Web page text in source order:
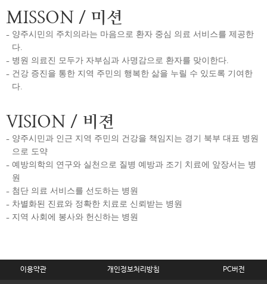
MISSON / 미션
양주시민의 주치의라는 마음으로 환자 중심 의료 서비스를 제공한
다.
병원 의료진 모두가 자부심과 사명감으로 환자를 맞이한다.
건강 증진을 통한 지역 주민의 행복한 삶을 누릴 수 있도록 기여한
다.
VISION / 비젼
양주시민과 인근 지역 주민의 건강을 책임지는 경기 북부 대표 병원
으로 도약
예방의학의 연구와 실천으로 질병 예방과 조기 치료에 앞장서는 병
원
첨단 의료 서비스를 선도하는 병원
차별화된 진료와 정확한 치료로 신뢰받는 병원
지역 사회에 봉사와 헌신하는 병원
이용약관 개인정보처리방침 PC버전